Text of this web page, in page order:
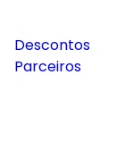
Descontos
Parceiros